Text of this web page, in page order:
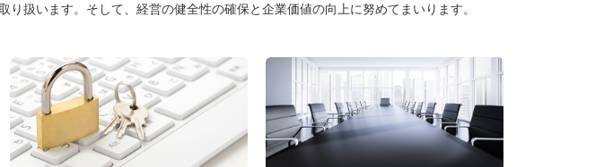
扱います。そして、経営の健全性の確保と企業価値の向上に努めてまいります。